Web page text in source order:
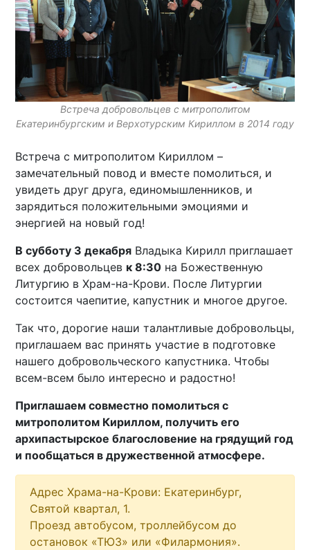
Встреча добровольцев с митрополитом
Екатеринбургским и Верхотурским Кириллом в 2014 году
Встреча с митрополитом Кириллом –
замечательный повод и вместе помолиться, и
увидеть друг друга, единомышленников, и
зарядиться положительными эмоциями и
энергией на новый год!
В субботу 3 декабря Владыка Кирилл приглашает
всех добровольцев к 8:30 на Божественную
Литургию в Храм-на-Крови. После Литургии
состоится чаепитие, капустник и многое другое.
Так что, дорогие наши талантливые добровольцы,
приглашаем вас принять участие в подготовке
нашего добровольческого капустника. Чтобы
всем-всем было интересно и радостно!
Приглашаем совместно помолиться с
митрополитом Кириллом, получить его
архипастырское благословение на грядущий год
и пообщаться в дружественной атмосфере.
Адрес Храма-на-Крови: Екатеринбург,
Святой квартал, 1.
Проезд автобусом, троллейбусом до
остановок «ТЮЗ» или «Филармония».